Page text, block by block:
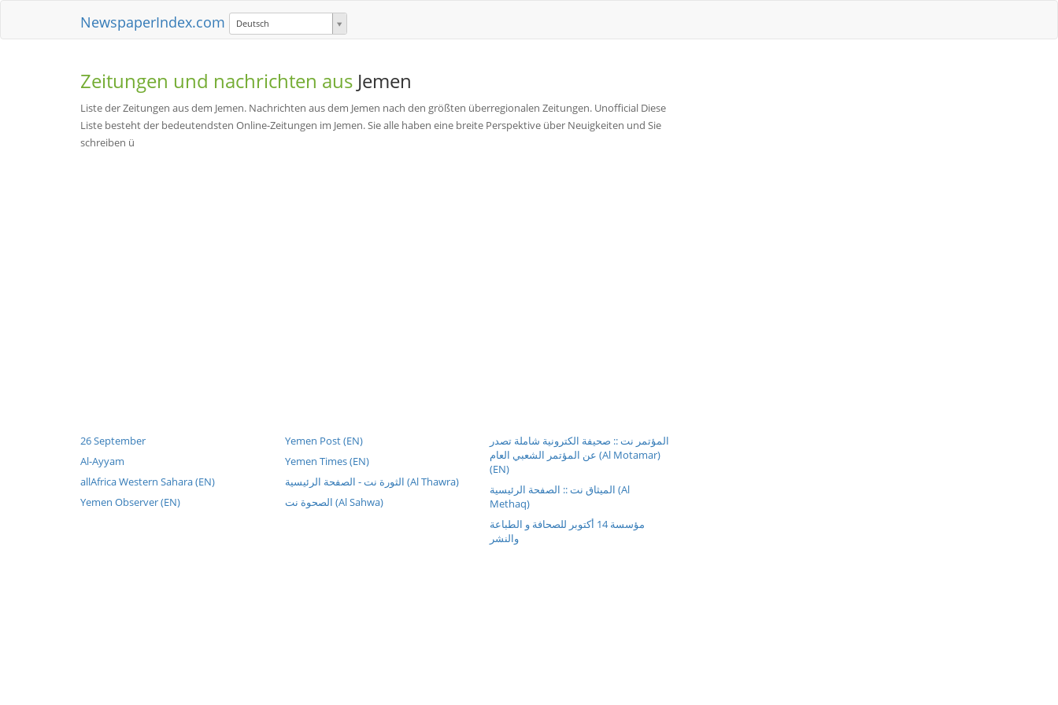
NewspaperIndex.com Deutsch
Zeitungen und nachrichten aus Jemen
Liste der Zeitungen aus dem Jemen. Nachrichten aus dem Jemen nach den größten überregionalen Zeitungen. Unofficial Diese
Liste besteht der bedeutendsten Online-Zeitungen im Jemen. Sie alle haben eine breite Perspektive über Neuigkeiten und Sie
schreiben ü
26 September
Al-Ayyam
allAfrica Western Sahara (EN)
Yemen Observer (EN)
Yemen Post (EN)
Yemen Times (EN)
الثورة نت - الصفحة الرئيسية (Al Thawra)
الصحوة نت (Al Sahwa)
المؤتمر نت :: صحيفة الكترونية شاملة تصدر
عن المؤتمر الشعبي العام (Al Motamar)
(EN)
الميثاق نت :: الصفحة الرئيسية (Al
Methaq)
مؤسسة 14 أكتوبر للصحافة و الطباعة
والنشر